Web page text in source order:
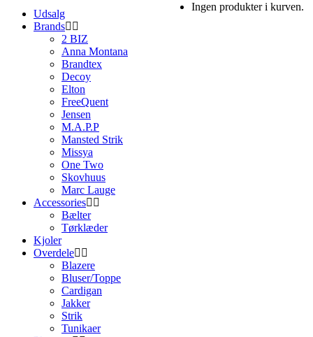
Ingen produkter i kurven.
Udsalg
Brands
2 BIZ
Anna Montana
Brandtex
Decoy
Elton
FreeQuent
Jensen
M.A.P.P
Mansted Strik
Missya
One Two
Skovhuus
Marc Lauge
Accessories
Bælter
Tørklæder
Kjoler
Overdele
Blazere
Bluser/Toppe
Cardigan
Jakker
Strik
Tunikaer